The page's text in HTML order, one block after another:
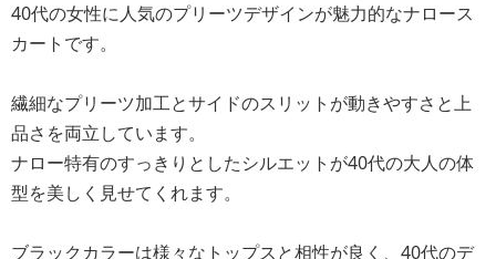
40代の女性に人気のプリーツデザインが魅力的なナロース
カートです。
繊細なプリーツ加工とサイドのスリットが動きやすさと上
品さを両立しています。
ナロー特有のすっきりとしたシルエットが40代の大人の体
型を美しく見せてくれます。
ブラックカラーは様々なトップスと相性が良く、40代のデ